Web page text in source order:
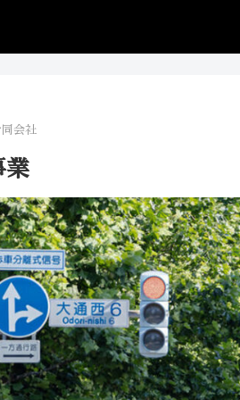
会社
業